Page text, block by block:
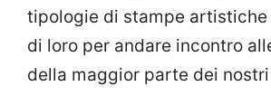
tipologie di stampe
di loro per andare incontro
della maggior parte dei